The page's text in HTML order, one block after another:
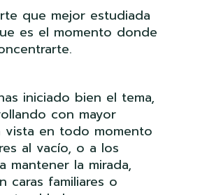
que mejor estudiada
es el momento donde
iniciado bien el tema,
con mayor
vista en todo momento
al vacío, o a los
mantener la mirada,
caras familiares o